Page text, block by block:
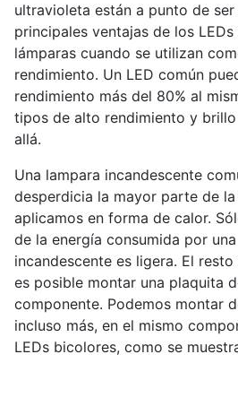
ultravioleta están a punto de
principales ventajas de los
lámparas cuando se utilizan
rendimiento. Un LED común
rendimiento más del 80% al
tipos de alto rendimiento y
allá.
Una lampara incandescente
desperdicia la mayor parte de
aplicamos en forma de calor.
de la energía consumida por
incandescente es ligera. El
es posible montar una plaquita
componente. Podemos montar
incluso más, en el mismo
LEDs bicolores, como se